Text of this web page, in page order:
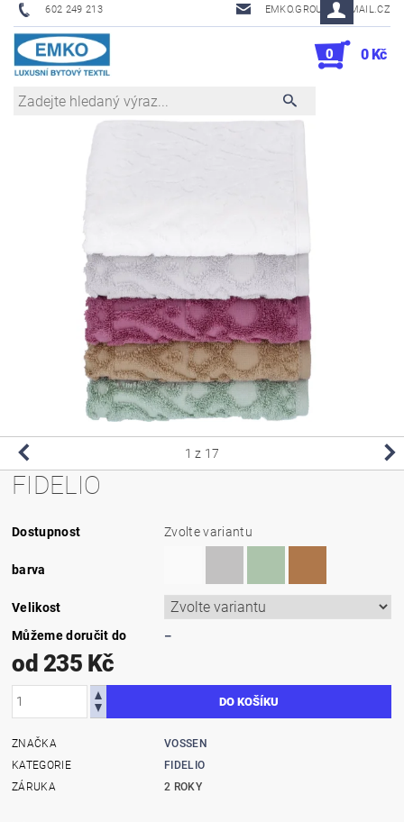
602 249 213 EMKO.GROUSL@EMAIL.CZ
0 0 Kč
1 z 17
FIDELIO
Dostupnost Zvolte variantu
barva
Velikost
Můžeme doručit do
–
od 235 Kč
ZNAČKA
VOSSEN
KATEGORIE
FIDELIO
ZÁRUKA
2 ROKY